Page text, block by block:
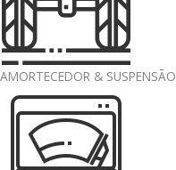
AMORTECEDOR & SUSPENSÃO